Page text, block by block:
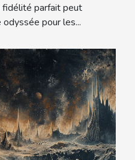
fidélité parfait peut
pour les...